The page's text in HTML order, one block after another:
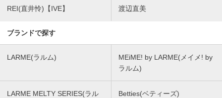
REI(直井怜)【IVE】 渡辺直美
ブランドで探す
LARME(ラルム)
MEiME! by LARME(メイメ! by
ラルム)
LARME MELTY SERIES(ラル
Betties(ベティーズ)